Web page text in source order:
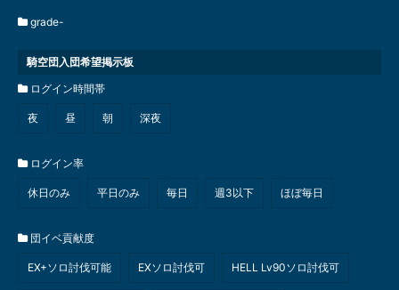
grade-
騎空団入団希望掲示板
ログイン時間帯
夜 昼 朝 深夜
ログイン率
休日のみ 平日のみ 毎日 週3以下 ほぼ毎日
団イベ貢献度
EX+ソロ討伐可能 EXソロ討伐可 HELL Lv90ソロ討伐可